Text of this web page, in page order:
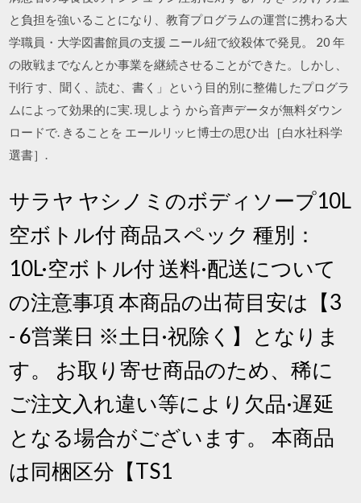
と負担を強いることになり、教育プログラムの運営に携わる大
学職員・大学図書館員の支援 ニール紐で絞殺体で発見。 20 年
の敗戦までなんとか事業を継続させることができた。しかし、
刊行 す、聞く、読む、書く」という目的別に整備したプログラ
ムによって効果的に実. 現しよう から音声データが無料ダウン
ロードで. きることを エールリッヒ博士の思ひ出［白水社科学
選書］.
サラヤ ヤシノミのボディソープ10L
空ボトル付 商品スペック 種別：
10L·空ボトル付 送料·配送について
の注意事項 本商品の出荷目安は【3
- 6営業日 ※土日·祝除く】となりま
す。 お取り寄せ商品のため、稀に
ご注文入れ違い等により欠品·遅延
となる場合がございます。 本商品
は同梱区分【TS1